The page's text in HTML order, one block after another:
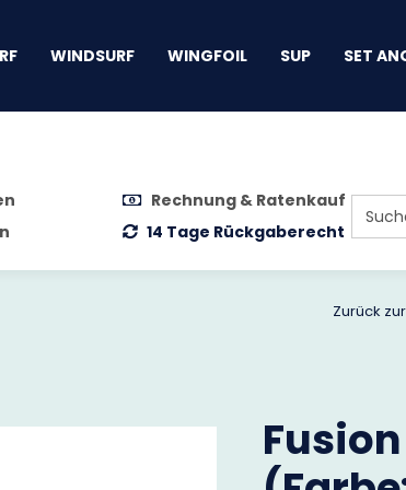
WINDSURF WINGFOIL SUP SET
Rechnung & Ratenkauf
14 Tage Rückgaberecht
Zurück